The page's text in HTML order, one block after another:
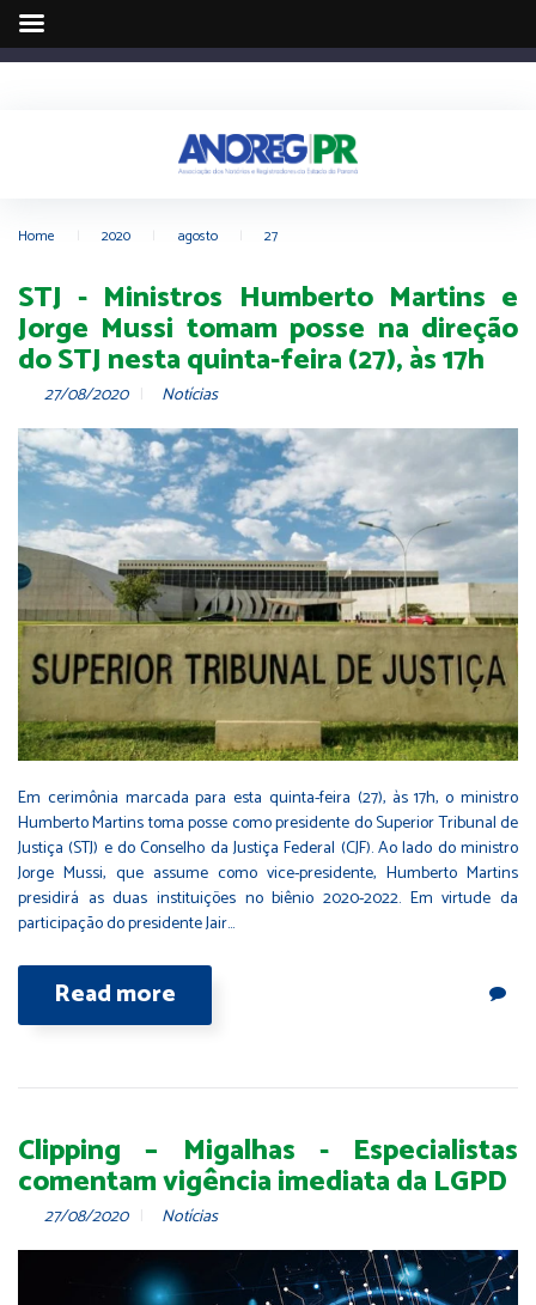
Home 2020 agosto 27
STJ - Ministros Humberto Martins e
Jorge Mussi tomam posse na direção
do STJ nesta quinta-feira (27), às 17h
27/08/2020 Notícias
Em cerimônia marcada para esta quinta-feira (27), às 17h, o ministro
Humberto Martins toma posse como presidente do Superior Tribunal de
Justiça (STJ) e do Conselho da Justiça Federal (CJF). Ao lado do ministro
Jorge Mussi, que assume como vice-presidente, Humberto Martins
presidirá as duas instituições no biênio 2020-2022. Em virtude da
participação do presidente Jair…
Read more
Clipping – Migalhas - Especialistas
comentam vigência imediata da LGPD
27/08/2020 Notícias